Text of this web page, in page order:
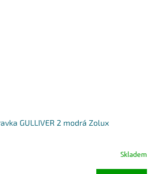
GULLIVER 2 modrá Zolux
Skladem